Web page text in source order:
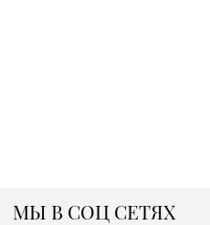
МЫ В СОЦ СЕТЯХ